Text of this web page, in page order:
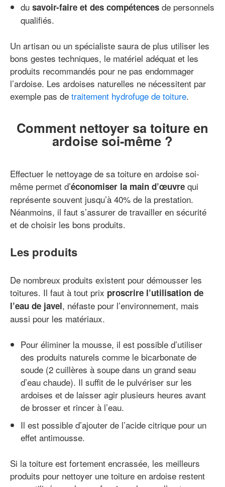
du savoir-faire et des compétences de personnels
qualifiés.
Un artisan ou un spécialiste saura de plus utiliser les
bons gestes techniques, le matériel adéquat et les
produits recommandés pour ne pas endommager
l’ardoise. Les ardoises naturelles ne nécessitent par
exemple pas de traitement hydrofuge de toiture.
Comment nettoyer sa toiture en
ardoise soi-même ?
Effectuer le nettoyage de sa toiture en ardoise soi-
même permet d’économiser la main d’œuvre qui
représente souvent jusqu’à 40% de la prestation.
Néanmoins, il faut s’assurer de travailler en sécurité
et de choisir les bons produits.
Les produits
De nombreux produits existent pour démousser les
toitures. Il faut à tout prix proscrire l’utilisation de
l’eau de javel, néfaste pour l’environnement, mais
aussi pour les matériaux.
Pour éliminer la mousse, il est possible d’utiliser
des produits naturels comme le bicarbonate de
soude (2 cuillères à soupe dans un grand seau
d’eau chaude). Il suffit de le pulvériser sur les
ardoises et de laisser agir plusieurs heures avant
de brosser et rincer à l’eau.
Il est possible d’ajouter de l’acide citrique pour un
effet antimousse.
Si la toiture est fortement encrassée, les meilleurs
produits pour nettoyer une toiture en ardoise restent